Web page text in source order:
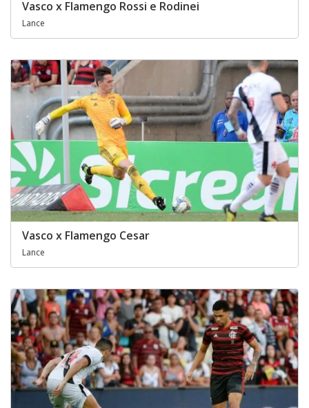
Vasco x Flamengo Rossi e Rodinei
Lance
Vasco x Flamengo Cesar
Lance